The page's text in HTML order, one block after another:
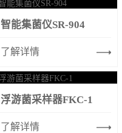
智能集菌仪SR-904
了解详情
浮游菌采样器FKC-1
了解详情